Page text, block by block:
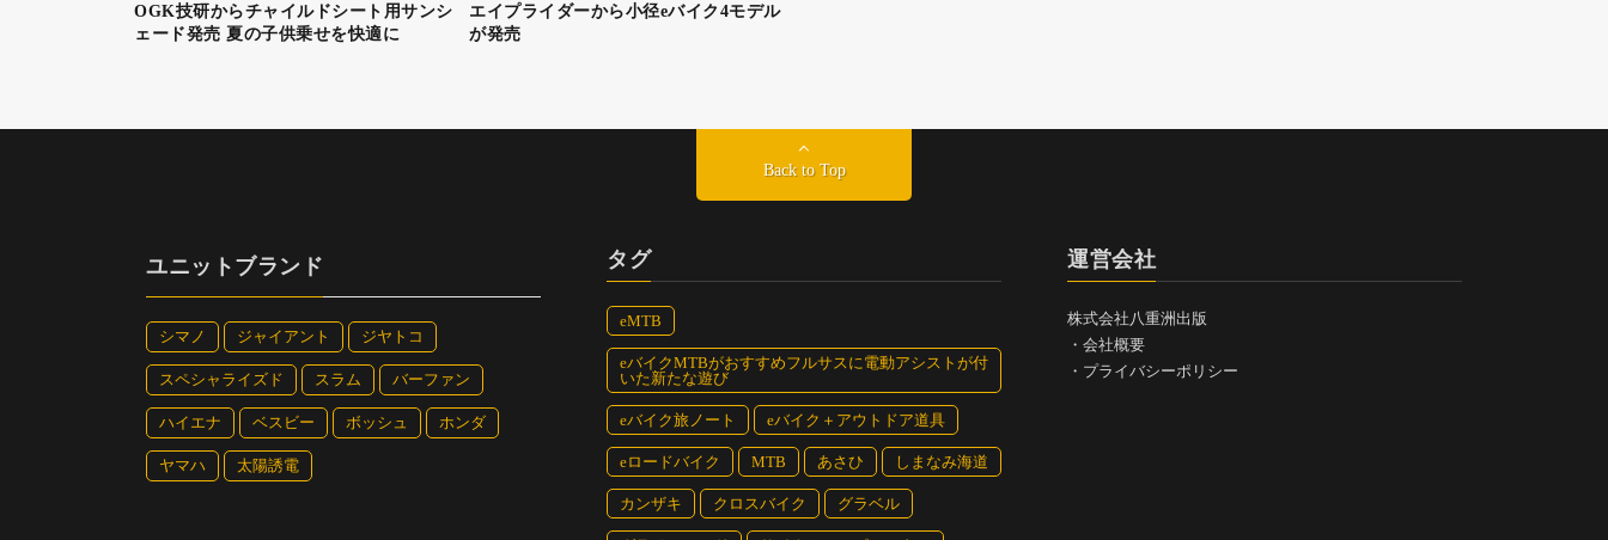
フラッグシップの座こそ10Kに譲ったものの、カーボンフレームやシマノ・ステップスE8080、インチューブバッテリ
ー、トラクションと走破性を両立した前後異径ホイールなどは共通。センターマス＆低重心設計の実現によって操作性
カラー╱グロッシーキャンディティール×マットブラック、グロッシーグレー×マット
メリダの底力をアルミフレームで実現 eONE-SIXTY 500
eONE-SIXTY 500
ロングトラベルeMTBの歴史を作ってきたモデルがフルチェンジ。アルミインチューブバッテリーフレームによって重
心バランスを最適化しつつ、シマノ・ステップスE8080と36V/14Ahバッテリーが思いのままに走る喜びを実現した。ト
ラクションと走破性を両立した前後異径ホイールは上位モデル譲り。
OGK技研からチャイルドシート用サンシ
ェード発売 夏の子供乗せを快適に
エイプライダーから小径eバイク4モデル
が発売
Back to Top
ユニットブランド
シマノ ジャイアント ジヤトコ
スペシャライズド スラム バーファン
ハイエナ ベスビー ボッシュ ホンダ
ヤマハ 太陽誘電
タグ
eMTB
eバイクMTBがおすすめフルサスに電動アシストが付
いた新たな遊び
eバイク旅ノート eバイク＋アウトドア道具
eロードバイク MTB あさひ しまなみ海道
カンザキ クロスバイク グラベル
運営会社
株式会社八重洲出版
・ 会社概要
・ プライバシーポリシー